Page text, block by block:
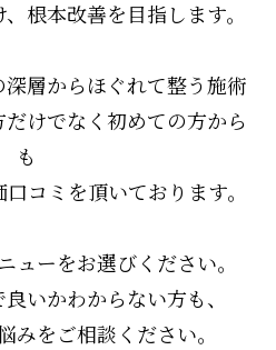
根本改善を目指します。
層からほぐれて整う施術
けでなく初めての方から
も
コミを頂いております。
ューをお選びください。
いかわからない方も、
みをご相談ください。